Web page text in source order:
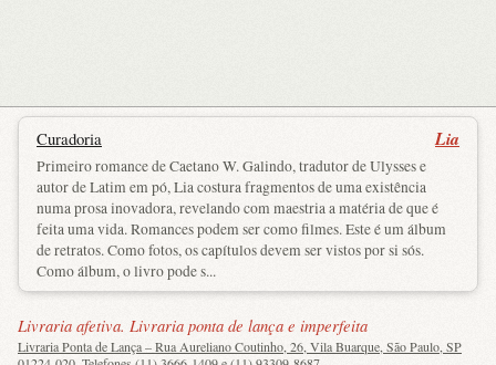
Curadoria Lia
Primeiro romance de Caetano W. Galindo, tradutor de Ulysses e
autor de Latim em pó, Lia costura fragmentos de uma existência
numa prosa inovadora, revelando com maestria a matéria de que é
feita uma vida. Romances podem ser como filmes. Este é um álbum
de retratos. Como fotos, os capítulos devem ser vistos por si sós.
Como álbum, o livro pode s...
Livraria afetiva. Livraria ponta de lança e imperfeita
Livraria Ponta de Lança – Rua Aureliano Coutinho, 26, Vila Buarque, São Paulo, SP